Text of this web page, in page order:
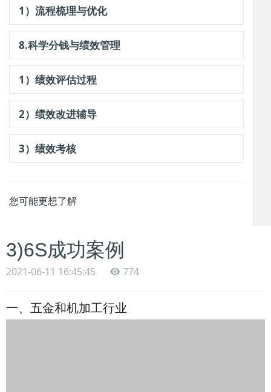
1）流程梳理与优化
8.科学分钱与绩效管理
1）绩效评估过程
2）绩效改进辅导
3）绩效考核
您可能更想了解
3)6S成功案例
2021-06-11 16:45:45 774
一、五金和机加工行业